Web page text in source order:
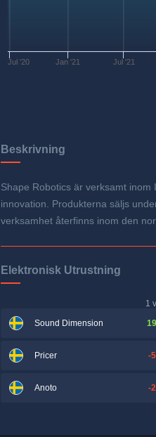
Jul '20 Jan '21 Jul '21
Beskrivning
Shape Robotics är verksamt
innovation. Produkterna säljs
verksamhet återfinns inom den
Elektronisk Utrustning
1
Sound Dimension
Pricer -
Anoto -